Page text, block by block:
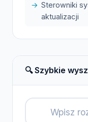
Sterowniki
aktualizacji
🔍 Szybkie